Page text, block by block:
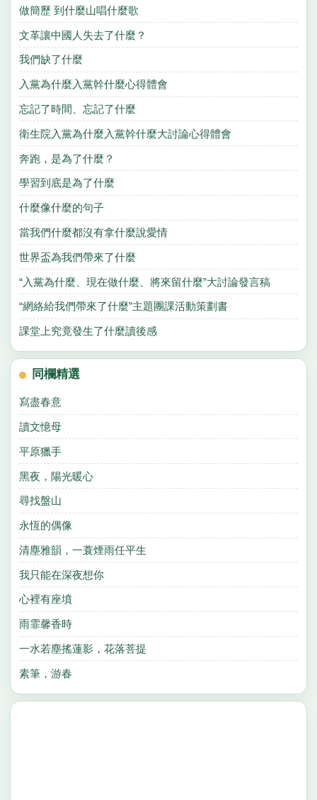
做簡歷 到什麼山唱什麼歌
文革讓中國人失去了什麼？
我們缺了什麼
入黨為什麼入黨幹什麼心得體會
忘記了時間、忘記了什麼
衛生院入黨為什麼入黨幹什麼大討論心得體會
奔跑，是為了什麼？
學習到底是為了什麼
什麼像什麼的句子
當我們什麼都沒有拿什麼說愛情
世界盃為我們帶來了什麼
“入黨為什麼、現在做什麼、將來留什麼”大討論發言稿
“網絡給我們帶來了什麼”主題團課活動策劃書
課堂上究竟發生了什麼讀後感
同欄精選
寫盡春意
讀文憶母
平原獵手
黑夜，陽光暖心
尋找盤山
永恆的偶像
清塵雅韻，一蓑煙雨任平生
我只能在深夜想你
心裡有座墳
雨霏馨香時
一水若塵搖蓮影，花落菩提
素筆，游春